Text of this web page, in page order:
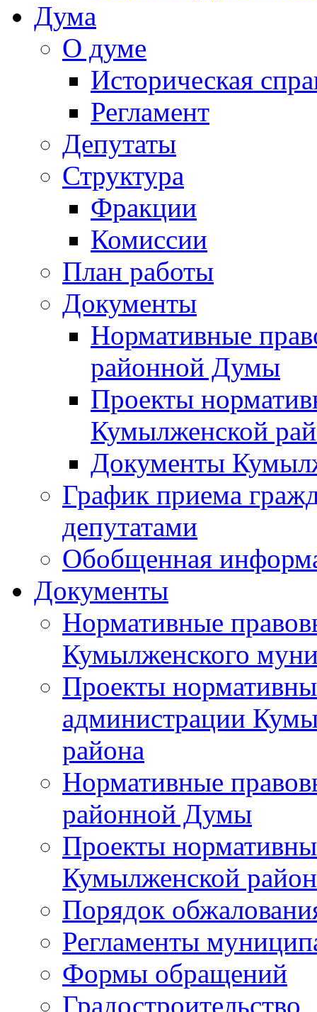
Дума
О думе
Историческая
Регламент
Депутаты
Структура
Фракции
Комиссии
План работы
Документы
Нормативные
районной Думы
Проекты
Кумылженской
Документы
График приема
депутатами
Обобщенная
Документы
Нормативные
Кумылженского
Проекты
администрации
района
Нормативные
районной Думы
Проекты
Кумылженской
Порядок
Регламенты
Формы обращений
Градостроительство